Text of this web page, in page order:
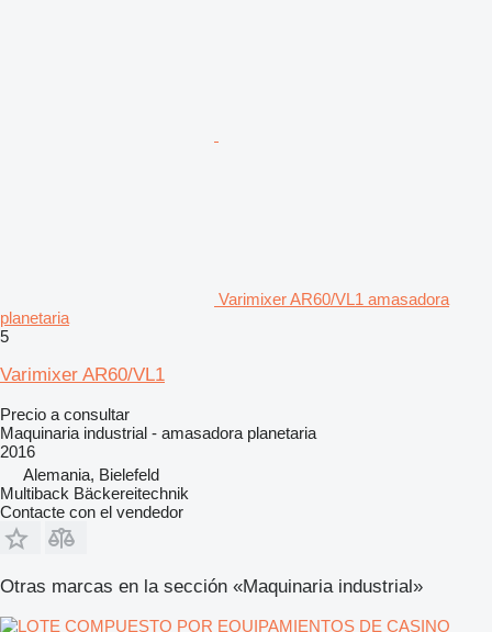
Varimixer AR60/VL1 amasadora
planetaria
5
Varimixer AR60/VL1
Precio a consultar
Maquinaria industrial - amasadora planetaria
2016
Alemania, Bielefeld
Multiback Bäckereitechnik
Contacte con el vendedor
Otras marcas en la sección «Maquinaria industrial»